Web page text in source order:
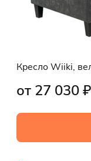
Кресло Wiiki,
от 27 030 ₽